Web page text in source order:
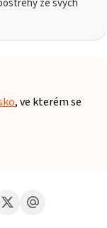
, ve kterém se